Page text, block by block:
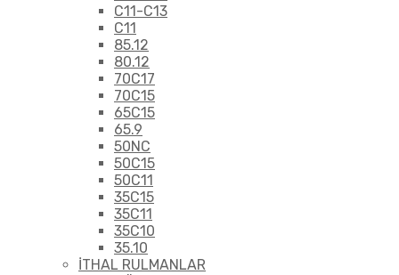
C11-C13
C11
85.12
80.12
70C17
70C15
65C15
65.9
50NC
50C15
50C11
35C15
35C11
35C10
35.10
İTHAL RULMANLAR